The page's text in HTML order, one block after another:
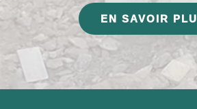
EN SAVOIR